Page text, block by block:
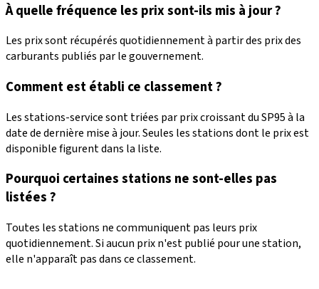
À quelle fréquence les prix sont-ils mis à jour ?
Les prix sont récupérés quotidiennement à partir des prix des
carburants publiés par le gouvernement.
Comment est établi ce classement ?
Les stations-service sont triées par prix croissant du SP95 à la
date de dernière mise à jour. Seules les stations dont le prix est
disponible figurent dans la liste.
Pourquoi certaines stations ne sont-elles pas
listées ?
Toutes les stations ne communiquent pas leurs prix
quotidiennement. Si aucun prix n'est publié pour une station,
elle n'apparaît pas dans ce classement.